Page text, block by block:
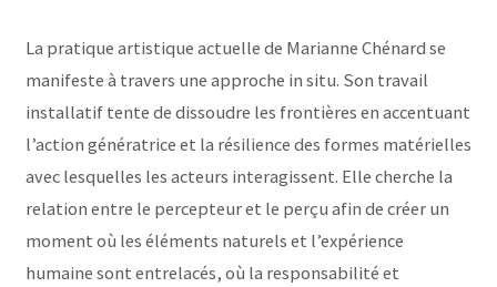
La pratique artistique actuelle de Marianne Chénard se
manifeste à travers une approche in situ. Son travail
installatif tente de dissoudre les frontières en accentuant
l’action génératrice et la résilience des formes matérielles
avec lesquelles les acteurs interagissent. Elle cherche la
relation entre le percepteur et le perçu afin de créer un
moment où les éléments naturels et l’expérience
humaine sont entrelacés, où la responsabilité et